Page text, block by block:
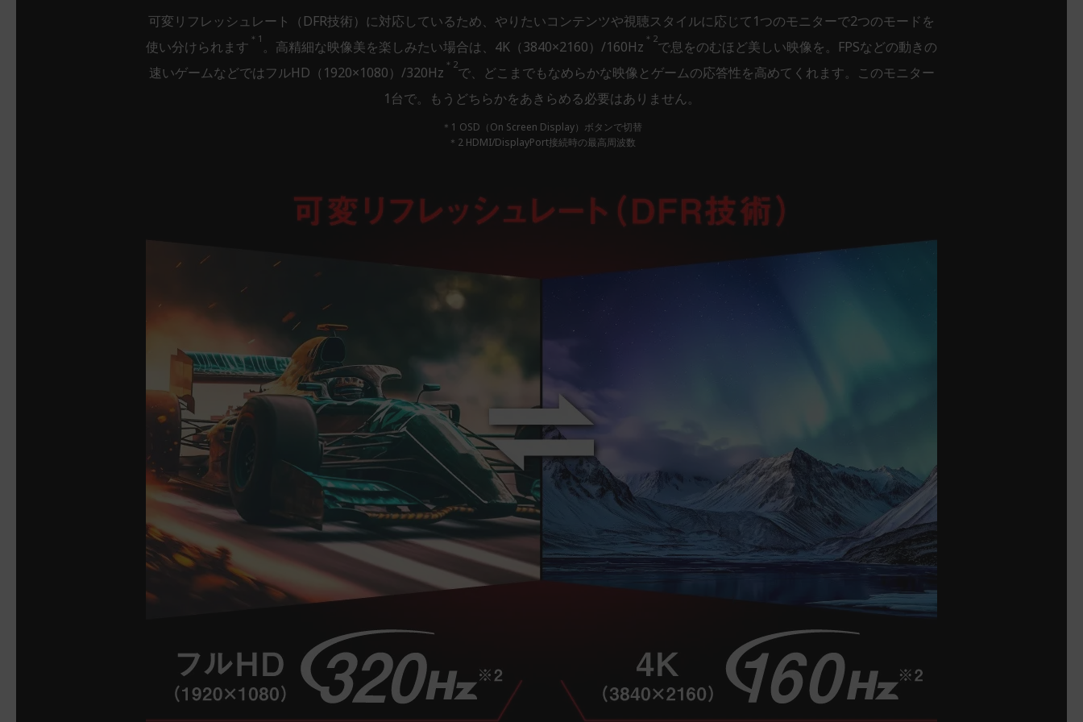
可変リフレッシュレート（DFR技術）に対応しているため、やりたいコンテンツや視聴スタイルに応じて1つのモニターで2つのモードを
使い分けられます ＊1 。高精細な映像美を楽しみたい場合は、4K（3840×2160）/160Hz ＊2で息をのむほど美しい映像を。FPSなどの動きの
速いゲームなどではフルHD（1920×1080）/320Hz ＊2で、どこまでもなめらかな映像とゲームの応答性を高めてくれます。このモニター
1台で。もうどちらかをあきらめる必要はありません。
＊1 OSD（On Screen Display）ボタンで切替
＊2 HDMI/DisplayPort接続時の最高周波数